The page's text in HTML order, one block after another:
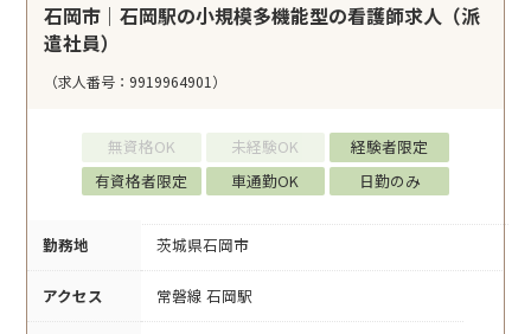
石岡市｜石岡駅の小規模多機能型の看護師求人（派
遣社員）
（求人番号：9919964901）
無資格OK 未経験OK
経験者限定
有資格者限定
車通勤OK 日勤のみ
勤務地 茨城県石岡市
アクセス 常磐線 石岡駅